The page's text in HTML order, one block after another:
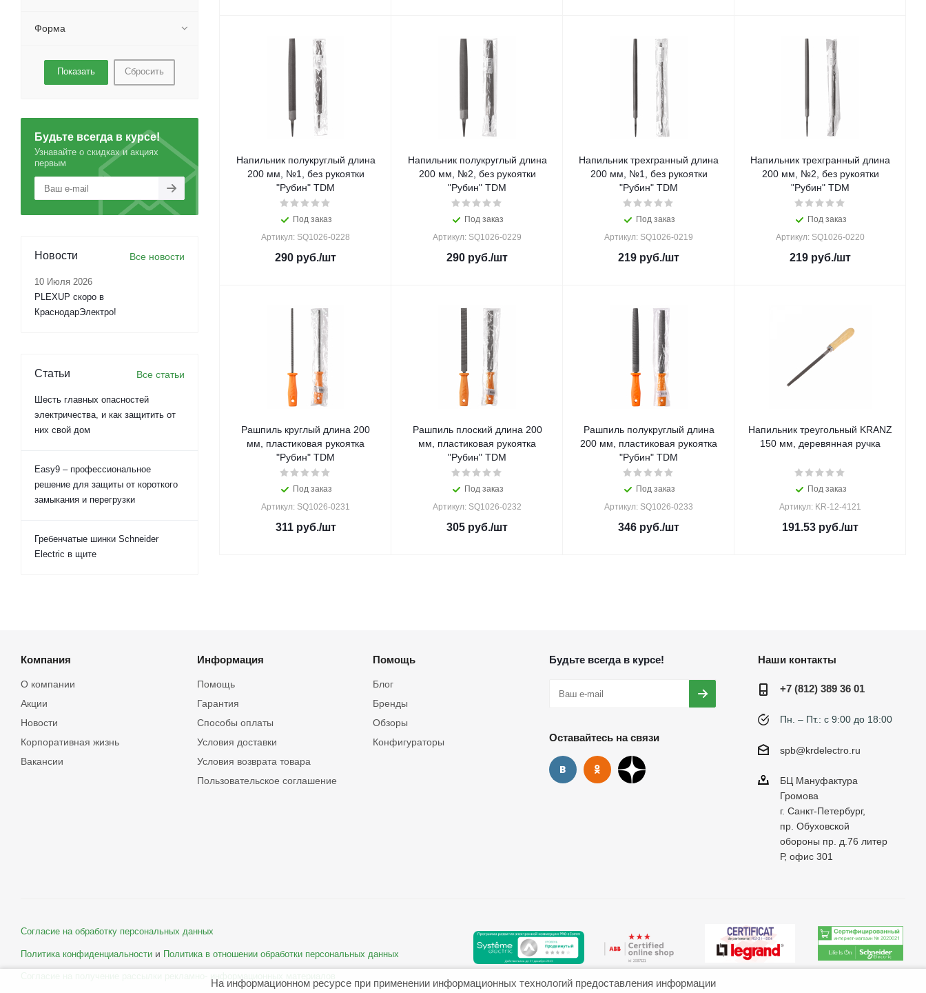
Напильник полукруглый длина
200 мм, №1, без рукоятки
"Рубин" TDM
Под заказ
Артикул: SQ1026-0228
290 руб./шт
Напильник полукруглый длина
200 мм, №2, без рукоятки
"Рубин" TDM
Под заказ
Артикул: SQ1026-0229
290 руб./шт
Напильник трехгранный длина
200 мм, №1, без рукоятки
"Рубин" TDM
Под заказ
Артикул: SQ1026-0219
219 руб./шт
Напильник трехгранный длина
200 мм, №2, без рукоятки
"Рубин" TDM
Под заказ
Артикул: SQ1026-0220
219 руб./шт
Рашпиль круглый длина 200
мм, пластиковая рукоятка
"Рубин" TDM
Под заказ
Артикул: SQ1026-0231
311руб./шт
Рашпиль плоский длина 200
мм, пластиковая рукоятка
"Рубин" TDM
Под заказ
Артикул: SQ1026-0232
305 руб./шт
Рашпиль полукруглый длина
200 мм, пластиковая рукоятка
"Рубин" TDM
Под заказ
Артикул: SQ1026-0233
346 руб./шт
Напильник треугольный KRANZ
150 мм, деревянная ручка
Под заказ
Артикул: KR-12-4121
191.53 руб./шт
Форма
Сбросить
Будьте всегда в курсе!
Узнавайте о скидках и акциях
первым
Новости Все новости
10 Июля 2026
PLEXUP скоро в
КраснодарЭлектро!
Статьи Все статьи
Шесть главных опасностей
электричества, и как защитить от
них свой дом
Easy9 – профессиональное
решение для защиты от короткого
замыкания и перегрузки
Гребенчатые шинки Schneider
Electric в щите
Компания
О компании
Акции
Новости
Корпоративная жизнь
Вакансии
Информация
Помощь
Гарантия
Способы оплаты
Условия доставки
Условия возврата товара
Пользовательское соглашение
Помощь
Блог
Бренды
Обзоры
Конфигураторы
Будьте всегда в курсе!
Оставайтесь на связи
Наши контакты
+7 (812) 389 36 01
Пн. – Пт.: с 9:00 до 18:00
spb@krdelectro.ru
БЦ Мануфактура
Громова
г. Санкт-Петербург,
пр. Обуховской
обороны пр. д.76 литер
Р, офис 301
Согласие на обработку персональных данных
Политика конфиденциальности и Политика в отношении обработки персональных данных
На информационном ресурсе при применении информационных технологий предоставления информации